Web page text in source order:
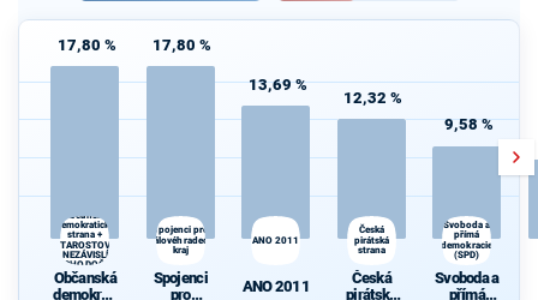
17,80 %
Občanská
demokratická
strana +
STAROSTOVÉ
A NEZÁVISLÍ a
VÝCHODOČEŠI
Občanská
demokrati
17,80 %
Spojenci pro
Královéhradecký
kraj
Spojenci
pro
13,69 %
ANO 2011
ANO 2011
12,32 %
Česká
pirátská
strana
Česká
pirátská
9,58 %
Svoboda a
přímá
demokracie
(SPD)
Svoboda a
přímá